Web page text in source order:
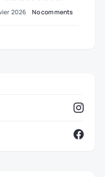
2026 No comments